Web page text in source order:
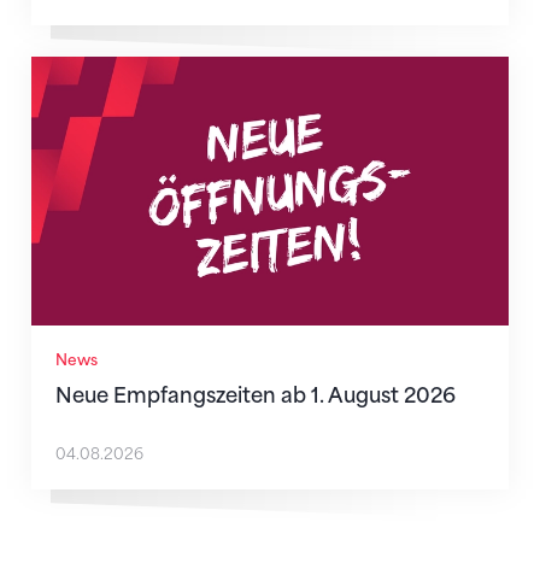
News
Neue Empfangszeiten ab 1. August 2026
Neue Empfangszeiten ab 1. August 2026
04.08.2026